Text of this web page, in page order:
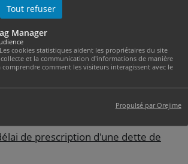
Tout refuser
Manager
cookies statistiques aident les propriétaires du site
et la communication d'informations de manière
comprendre comment les visiteurs interagissent avec le
Propulsé par Orejime
l'encadrement des loyers à
tendue ?
loyer : comment l'obtenir ?
cas de difficultés à payer son loyer
des frais au propriétaire en cas de
du loyer ?
de prescription d'une dette de